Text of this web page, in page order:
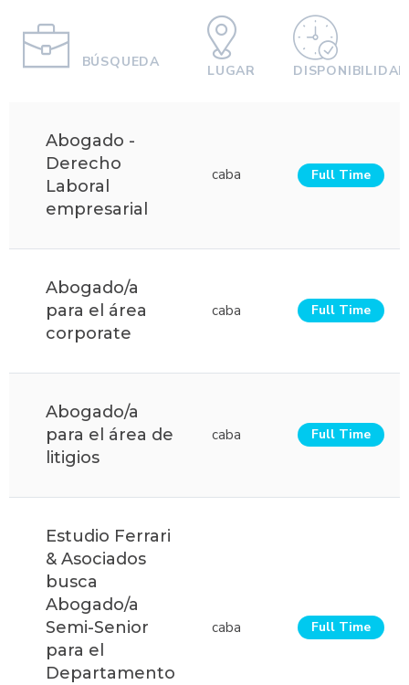
BÚSQUEDA
LUGAR DISPONIBILIDAD
Abogado -
Derecho
Laboral
empresarial
caba Full Time
Abogado/a
para el área
corporate
caba Full Time
Abogado/a
para el área de
litigios
caba Full Time
Estudio Ferrari
& Asociados
busca
Abogado/a
Semi-Senior
para el
Departamento
caba Full Time